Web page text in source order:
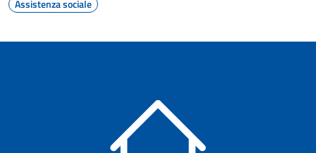
Assistenza sociale